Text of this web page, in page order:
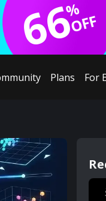
66
%
OFF
Plans For